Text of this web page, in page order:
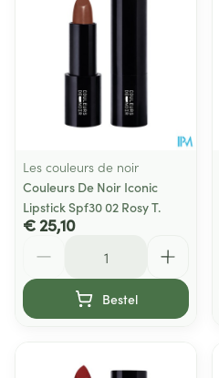
Les couleurs de noir
Couleurs De Noir Iconic
Lipstick Spf30 02 Rosy T.
€ 25,10
Bestel